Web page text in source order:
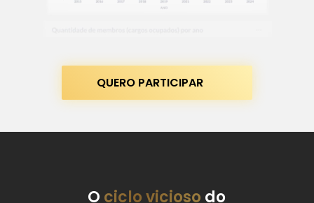
QUERO PARTICIPAR
O ciclo vicioso do